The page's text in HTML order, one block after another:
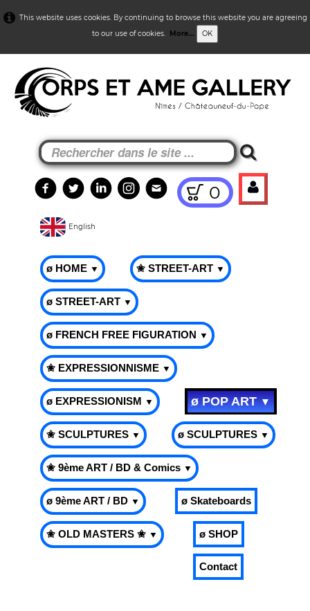
This website uses cookies. By continuing to browse this website you are agreeing
to our use of cookies. More... OK
0
English
ø HOME ▼ ✬ STREET-ART ▼
ø STREET-ART ▼
ø FRENCH FREE FIGURATION ▼
✬ EXPRESSIONNISME ▼
ø EXPRESSIONISM ▼ ø POP ART▼
✬ SCULPTURES ▼ ø SCULPTURES ▼
✬ 9ème ART / BD & Comics ▼
ø 9ème ART / BD ▼ ø Skateboards
✬ OLD MASTERS ✬ ▼ ø SHOP
Contact